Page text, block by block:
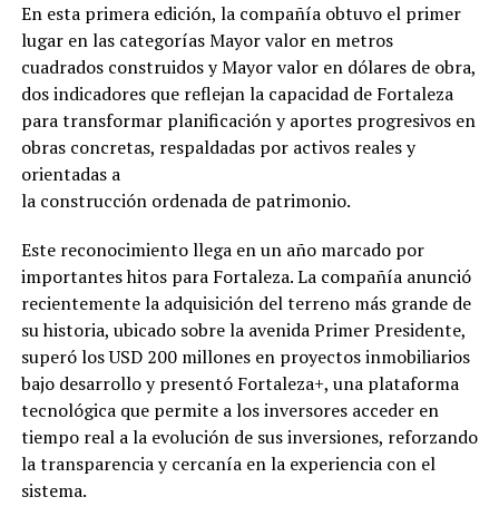
En esta primera edición, la compañía obtuvo el primer
lugar en las categorías Mayor valor en metros
cuadrados construidos y Mayor valor en dólares de obra,
dos indicadores que reflejan la capacidad de Fortaleza
para transformar planificación y aportes progresivos en
obras concretas, respaldadas por activos reales y
orientadas a
la construcción ordenada de patrimonio.
Este reconocimiento llega en un año marcado por
importantes hitos para Fortaleza. La compañía anunció
recientemente la adquisición del terreno más grande de
su historia, ubicado sobre la avenida Primer Presidente,
superó los USD 200 millones en proyectos inmobiliarios
bajo desarrollo y presentó Fortaleza+, una plataforma
tecnológica que permite a los inversores acceder en
tiempo real a la evolución de sus inversiones, reforzando
la transparencia y cercanía en la experiencia con el
sistema.